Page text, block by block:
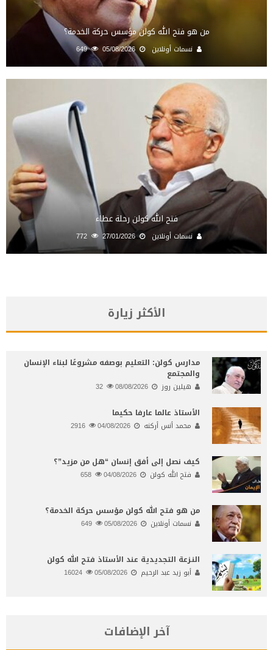
من هو فتح الله كولن مؤسس حركة الخدمة؟
نسمات أونلاين 05/08/2026
649
فتح الله كولن رحلة عطاء
نسمات أونلاين 27/01/2026
772
الأكثر زيارة
مدارس كولن: التعليم بوصفه مشروعًا لبناء الإنسان
والمجتمع
هيلين روز 08/08/2026
الأستاذ عالما عارفا حكيما
محمد أنس أركنه 04/08/2026
كيف نصل إلى أفق إنسان “هل من مزيد”؟
فتح الله كولن 04/08/2026
من هو فتح الله كولن مؤسس حركة الخدمة؟
نسمات أونلاين 05/08/2026
النـزعة التجديدية عند الأستاذ فتح الله كولن
أبو زيد عبد الرحيم 05/08/2026
آخر الإضافات